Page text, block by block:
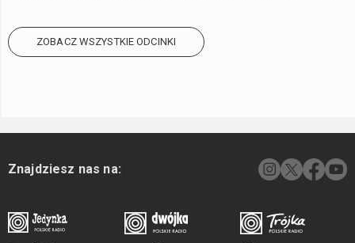
ZOBACZ WSZYSTKIE ODCINKI
Znajdziesz nas na: